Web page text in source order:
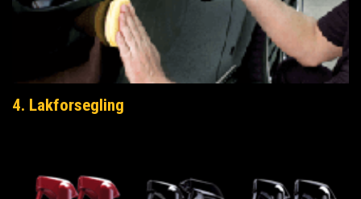
4. Lakforsegling